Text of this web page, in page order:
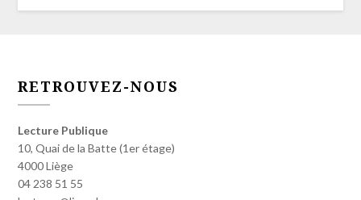
RETROUVEZ-NOUS
Lecture Publique
10, Quai de la Batte (1er étage)
4000 Liège
04 238 51 55